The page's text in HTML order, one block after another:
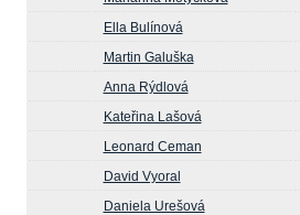
Ella Bulínová
Martin Galuška
Anna Rýdlová
Kateřina Lašová
Leonard Ceman
David Vyoral
Daniela Urešová